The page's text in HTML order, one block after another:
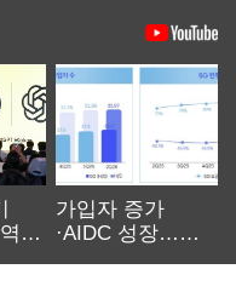
대
가입자 증가
·AIDC 성장…